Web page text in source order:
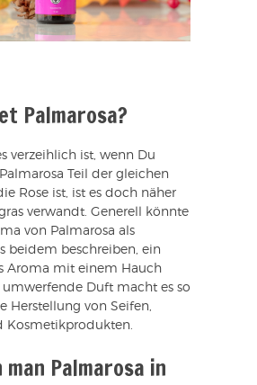
Palmarosa?
verzeihlich ist, wenn Du
Teil der gleichen
Rose ist, ist es doch näher
verwandt. Generell könnte
von Palmarosa als
beidem beschreiben, ein
Aroma mit einem Hauch
umwerfende Duft macht es so
Herstellung von Seifen,
Kosmetikprodukten.
man Palmarosa in